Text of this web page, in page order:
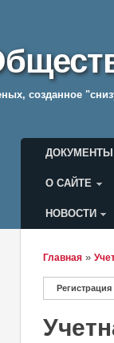
созданное
ДОКУМЕНТЫ
О САЙТЕ
Меню
НОВОСТИ
Вы
Главная »
Регистрация